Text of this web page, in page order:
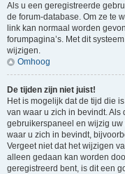
Als u een geregistreerde
de forum-database. Om ze te
link kan normaal worden
forumpagina’s. Met dit
wijzigen.
Omhoog
De tijden zijn niet juist!
Het is mogelijk dat de tijd die
van waar u zich in bevindt.
gebruikerspaneel en wijzig
waar u zich in bevindt,
Vergeet niet dat het wijzigen
alleen gedaan kan worden
geregistreerd bent, is dit een